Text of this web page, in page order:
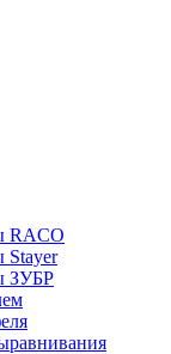
RACO
Stayer
ЗУБР